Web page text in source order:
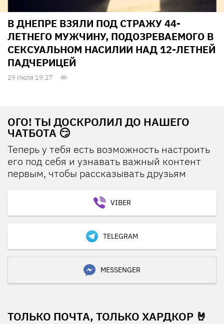
В ДНЕПРЕ ВЗЯЛИ ПОД СТРАЖУ 44-
ЛЕТНЕГО МУЖЧИНУ, ПОДОЗРЕВАЕМОГО В
СЕКСУАЛЬНОМ НАСИЛИИ НАД 12-ЛЕТНЕЙ
ПАДЧЕРИЦЕЙ
29 Июля 19:27
ОГО! ТЫ ДОСКРОЛИЛ ДО НАШЕГО
ЧАТБОТА 😏
Теперь у тебя есть возможность настроить
его под себя и узнавать важный контент
первым, чтобы рассказывать друзьям
VIBER
TELEGRAM
MESSENGER
ТОЛЬКО ПОЧТА, ТОЛЬКО ХАРДКОР 🤘